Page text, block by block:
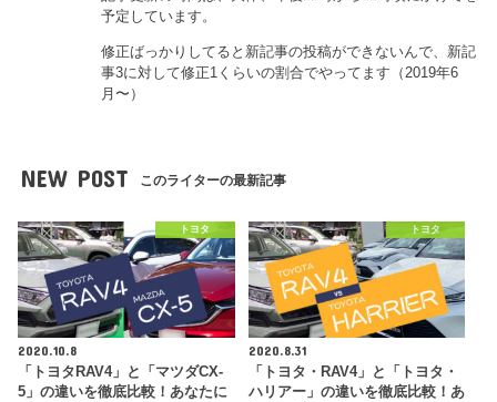
予定しています。
修正ばっかりしてると新記事の投稿ができないんで、新記
事3に対して修正1くらいの割合でやってます（2019年6
月〜）
NEW POST このライターの最新記事
トヨタ
2020.10.8
「トヨタRAV4」と「マツダCX-
5」の違いを徹底比較！あなたに
トヨタ
2020.8.31
「トヨタ・RAV4」と「トヨタ・
ハリアー」の違いを徹底比較！あ